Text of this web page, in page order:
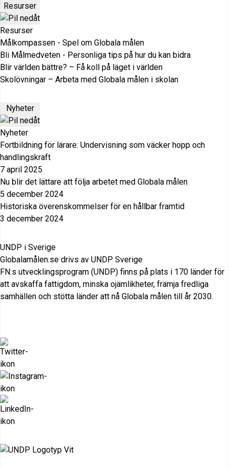
Resurser
Resurser
Målkompassen - Spel om Globala målen
Bli Målmedveten - Personliga tips på hur du kan bidra
Blir världen bättre? – Få koll på läget i världen
Skolövningar – Arbeta med Globala målen i skolan
Nyheter
Nyheter
Fortbildning för lärare: Undervisning som väcker hopp och
handlingskraft
7 april 2025
Nu blir det lättare att följa arbetet med Globala målen
5 december 2024
Historiska överenskommelser för en hållbar framtid
3 december 2024
UNDP i Sverige
Globalamålen.se drivs av UNDP Sverige
FN:s utvecklingsprogram (UNDP) finns på plats i 170 länder för
att avskaffa fattigdom, minska ojämlikheter, främja fredliga
samhällen och stötta länder att nå Globala målen till år 2030.